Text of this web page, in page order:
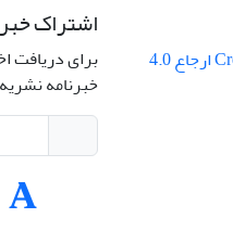
Creative Commons ارجاع 4.0
اشتراک
برای دریافت
خبرنامه